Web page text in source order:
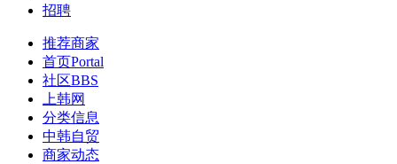
招聘
推荐商家
首页Portal
社区BBS
上韩网
分类信息
中韩自贸
商家动态